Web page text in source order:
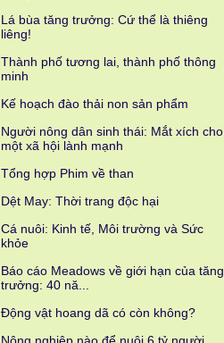
Lá bùa tăng trưởng: Cứ thể là thiêng
liêng!
Thành phố tương lai, thành phố thông
minh
Kế hoạch đào thải non sản phẩm
Người nông dân sinh thái: Mắt xích cho
một xã hội lành mạnh
Tổng hợp Phim về than
Dệt May: Thời trang độc hại
Cá nuôi: Kinh tế, Môi trường và Sức
khỏe
Báo cáo Meadows về giới hạn của tăng
trưởng: 40 nă...
Động vật hoang dã có còn không?
Nông nghiệp nào để nuôi 6 tỷ người